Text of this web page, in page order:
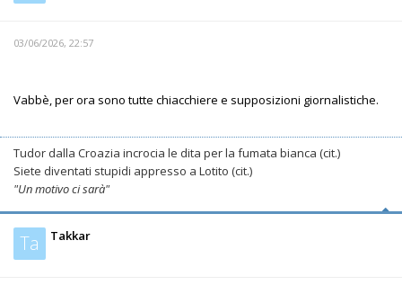
03/06/2026, 22:57
Vabbè, per ora sono tutte chiacchiere e supposizioni giornalistiche.
Tudor dalla Croazia incrocia le dita per la fumata bianca (cit.)
Siete diventati stupidi appresso a Lotito (cit.)
"Un motivo ci sarà"
Ta Takkar